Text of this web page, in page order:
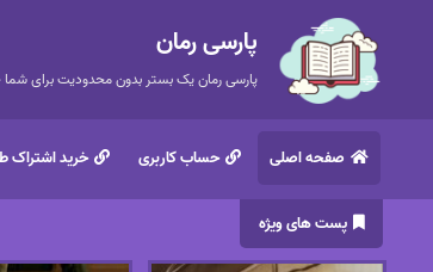
پارسی رمان
پارسی رمان یک بستر بدون محدودیت برای شما
صفحه اصلی حساب کاربری خرید اشتراک
پست های ویژه